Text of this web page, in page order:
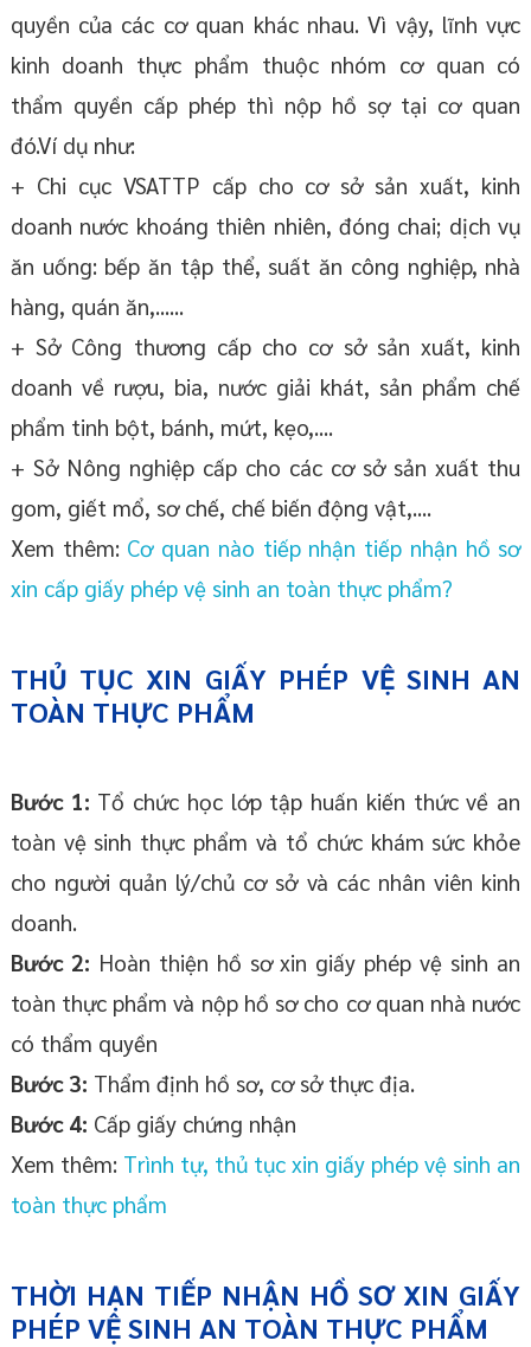
quyền của các cơ quan khác nhau. Vì vậy, lĩnh vực
kinh doanh thực phẩm thuộc nhóm cơ quan có
thẩm quyền cấp phép thì nộp hồ sợ tại cơ quan
đó.Ví dụ như:
+ Chi cục VSATTP cấp cho cơ sở sản xuất, kinh
doanh nước khoáng thiên nhiên, đóng chai; dịch vụ
ăn uống: bếp ăn tập thể, suất ăn công nghiệp, nhà
hàng, quán ăn,......
+ Sở Công thương cấp cho cơ sở sản xuất, kinh
doanh về rượu, bia, nước giải khát, sản phẩm chế
phẩm tinh bột, bánh, mứt, kẹo,....
+ Sở Nông nghiệp cấp cho các cơ sở sản xuất thu
gom, giết mổ, sơ chế, chế biến động vật,....
Xem thêm: Cơ quan nào tiếp nhận tiếp nhận hồ sơ
xin cấp giấy phép vệ sinh an toàn thực phẩm?
THỦ TỤC XIN GIẤY PHÉP VỆ SINH AN
TOÀN THỰC PHẨM
Bước 1: Tổ chức học lớp tập huấn kiến thức về an
toàn vệ sinh thực phẩm và tổ chức khám sức khỏe
cho người quản lý/chủ cơ sở và các nhân viên kinh
doanh.
Bước 2: Hoàn thiện hồ sơ xin giấy phép vệ sinh an
toàn thực phẩm và nộp hồ sơ cho cơ quan nhà nước
có thẩm quyền
Bước 3: Thẩm định hồ sơ, cơ sở thực địa.
Bước 4: Cấp giấy chứng nhận
Xem thêm: Trình tự, thủ tục xin giấy phép vệ sinh an
toàn thực phẩm
THỜI HẠN TIẾP NHẬN HỒ SƠ XIN GIẤY
PHÉP VỆ SINH AN TOÀN THỰC PHẨM